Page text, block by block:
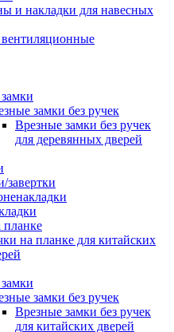
и накладки для навесных
замки без ручек
Врезные замки без ручек
для деревянных дверей
завертки
планке
на планке для китайских
замки без ручек
Врезные замки без ручек
для китайских дверей